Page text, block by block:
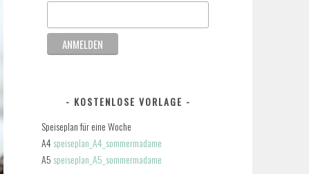
KOSTENLOSE VORLAGE
Speiseplan für eine Woche
A4speiseplan_A4_sommermadame
A5 speiseplan_A5_sommermadame